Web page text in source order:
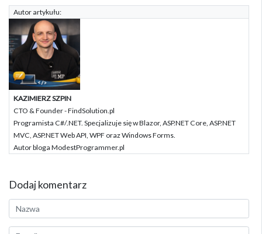
Autor artykułu:
KAZIMIERZ SZPIN
CTO & Founder - FindSolution.pl
Programista C#/.NET. Specjalizuje się w Blazor, ASP.NET Core, ASP.NET
MVC, ASP.NET Web API, WPF oraz Windows Forms.
Autor bloga ModestProgrammer.pl
Dodaj komentarz